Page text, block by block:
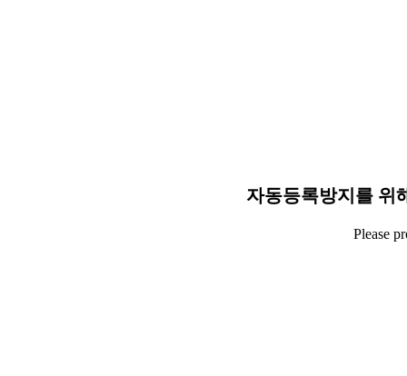
자동등록방지를 위
Please